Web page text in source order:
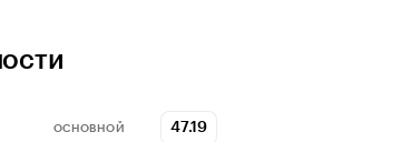
ОСНОВНОЙ 47.19